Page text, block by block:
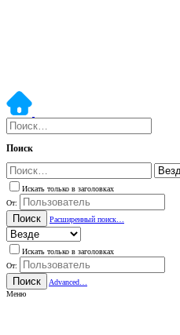
Поиск
Искать только в заголовках
От:
Поиск Расширенный поиск…
Искать только в заголовках
От:
Поиск
Advanced…
Меню